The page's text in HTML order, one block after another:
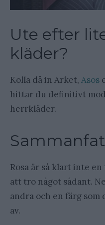
Ute efter
kläder?
Kolla då in Arket, Asos
hittar du definitivt
herrkläder.
Rosa är så klart inte
att tro något sådant.
andra och en färg som
av.